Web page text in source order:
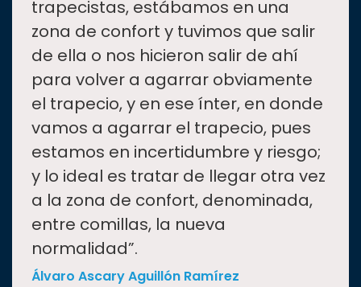
trapecistas, estábamos en una
zona de confort y tuvimos que salir
de ella o nos hicieron salir de ahí
para volver a agarrar obviamente
el trapecio, y en ese ínter, en donde
vamos a agarrar el trapecio, pues
estamos en incertidumbre y riesgo;
y lo ideal es tratar de llegar otra vez
a la zona de confort, denominada,
entre comillas, la nueva
normalidad”.
Álvaro Ascary Aguillón Ramírez